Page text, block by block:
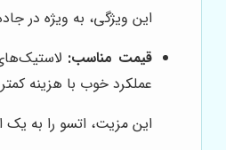
این ویژگی، به ویژه در
قیمت مناسب:
عملکرد خوب با هزینه
این مزیت، اتسو را به یک